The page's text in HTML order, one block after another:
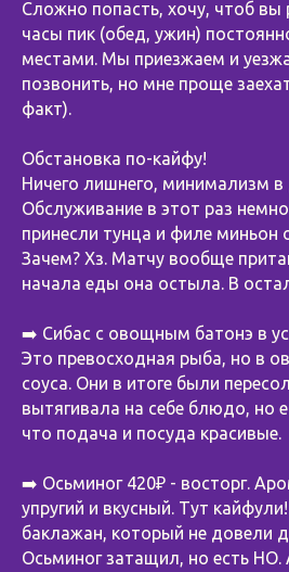
Сложно попасть, хочу, чтоб вы
часы пик (обед, ужин)
местами. Мы приезжаем и
позвонить, но мне проще
факт).
Обстановка по-кайфу!
Ничего лишнего, минимализм в
Обслуживание в этот раз
принесли тунца и филе миньон
Зачем? Хз. Матчу вообще
начала еды она остыла. В
➡️ Сибас с овощным батонэ в
Это превосходная рыба, но в
соуса. Они в итоге были
вытягивала на себе блюдо, но
что подача и посуда красивые.
➡️ Осьминог 420₽ - восторг.
упругий и вкусный. Тут
баклажан, который не довели
Осьминог затащил, но есть НО.